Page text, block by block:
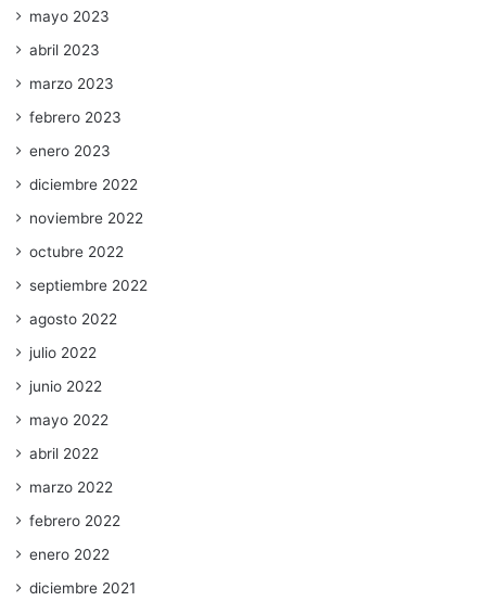
mayo 2023
abril 2023
marzo 2023
febrero 2023
enero 2023
diciembre 2022
noviembre 2022
octubre 2022
septiembre 2022
agosto 2022
julio 2022
junio 2022
mayo 2022
abril 2022
marzo 2022
febrero 2022
enero 2022
diciembre 2021